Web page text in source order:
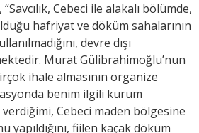
Cebeci ile alakalı bölümde,
hafriyat ve döküm sahalarının
devre dışı
Murat Gülibrahimoğlu’nun
ihale almasının organize
benim ilgili kurum
Cebeci maden bölgesine
yapıldığını, fiilen kaçak döküm